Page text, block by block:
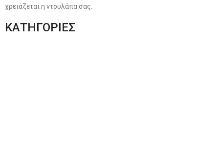
χρειάζεται η ντουλάπα σας.
ΚΑΤΗΓΟΡΙΕΣ